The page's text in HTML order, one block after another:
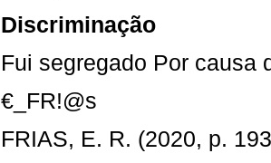
Discriminação
Fui segregado Por causa
€_FR!@s
FRIAS, E. R. (2020, p.